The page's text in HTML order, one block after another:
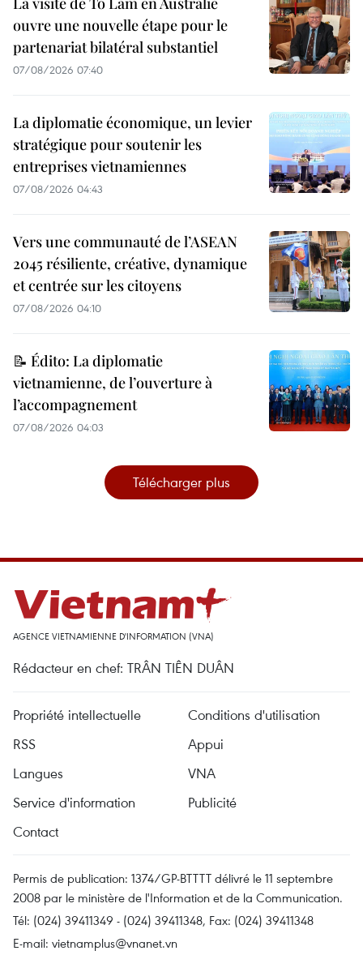
ouvre une nouvelle étape pour le
partenariat bilatéral substantiel
07/08/2026 07:40
La diplomatie économique, un levier
stratégique pour soutenir les
entreprises vietnamiennes
07/08/2026 04:43
Vers une communauté de l’ASEAN
2045 résiliente, créative, dynamique
et centrée sur les citoyens
07/08/2026 04:10
📝 Édito: La diplomatie
vietnamienne, de l’ouverture à
l’accompagnement
07/08/2026 04:03
Télécharger plus
AGENCE VIETNAMIENNE D'INFORMATION (VNA)
Rédacteur en chef: TRÂN TIÊN DUÂN
Propriété intellectuelle
Conditions d'utilisation
RSS
Appui
Langues
VNA
Service d'information
Publicité
Contact
Permis de publication: 1374/GP-BTTTT délivré le 11 septembre
2008 par le ministère de l'Information et de la Communication.
Tél: (024) 39411349 - (024) 39411348, Fax: (024) 39411348
E-mail: vietnamplus@vnanet.vn